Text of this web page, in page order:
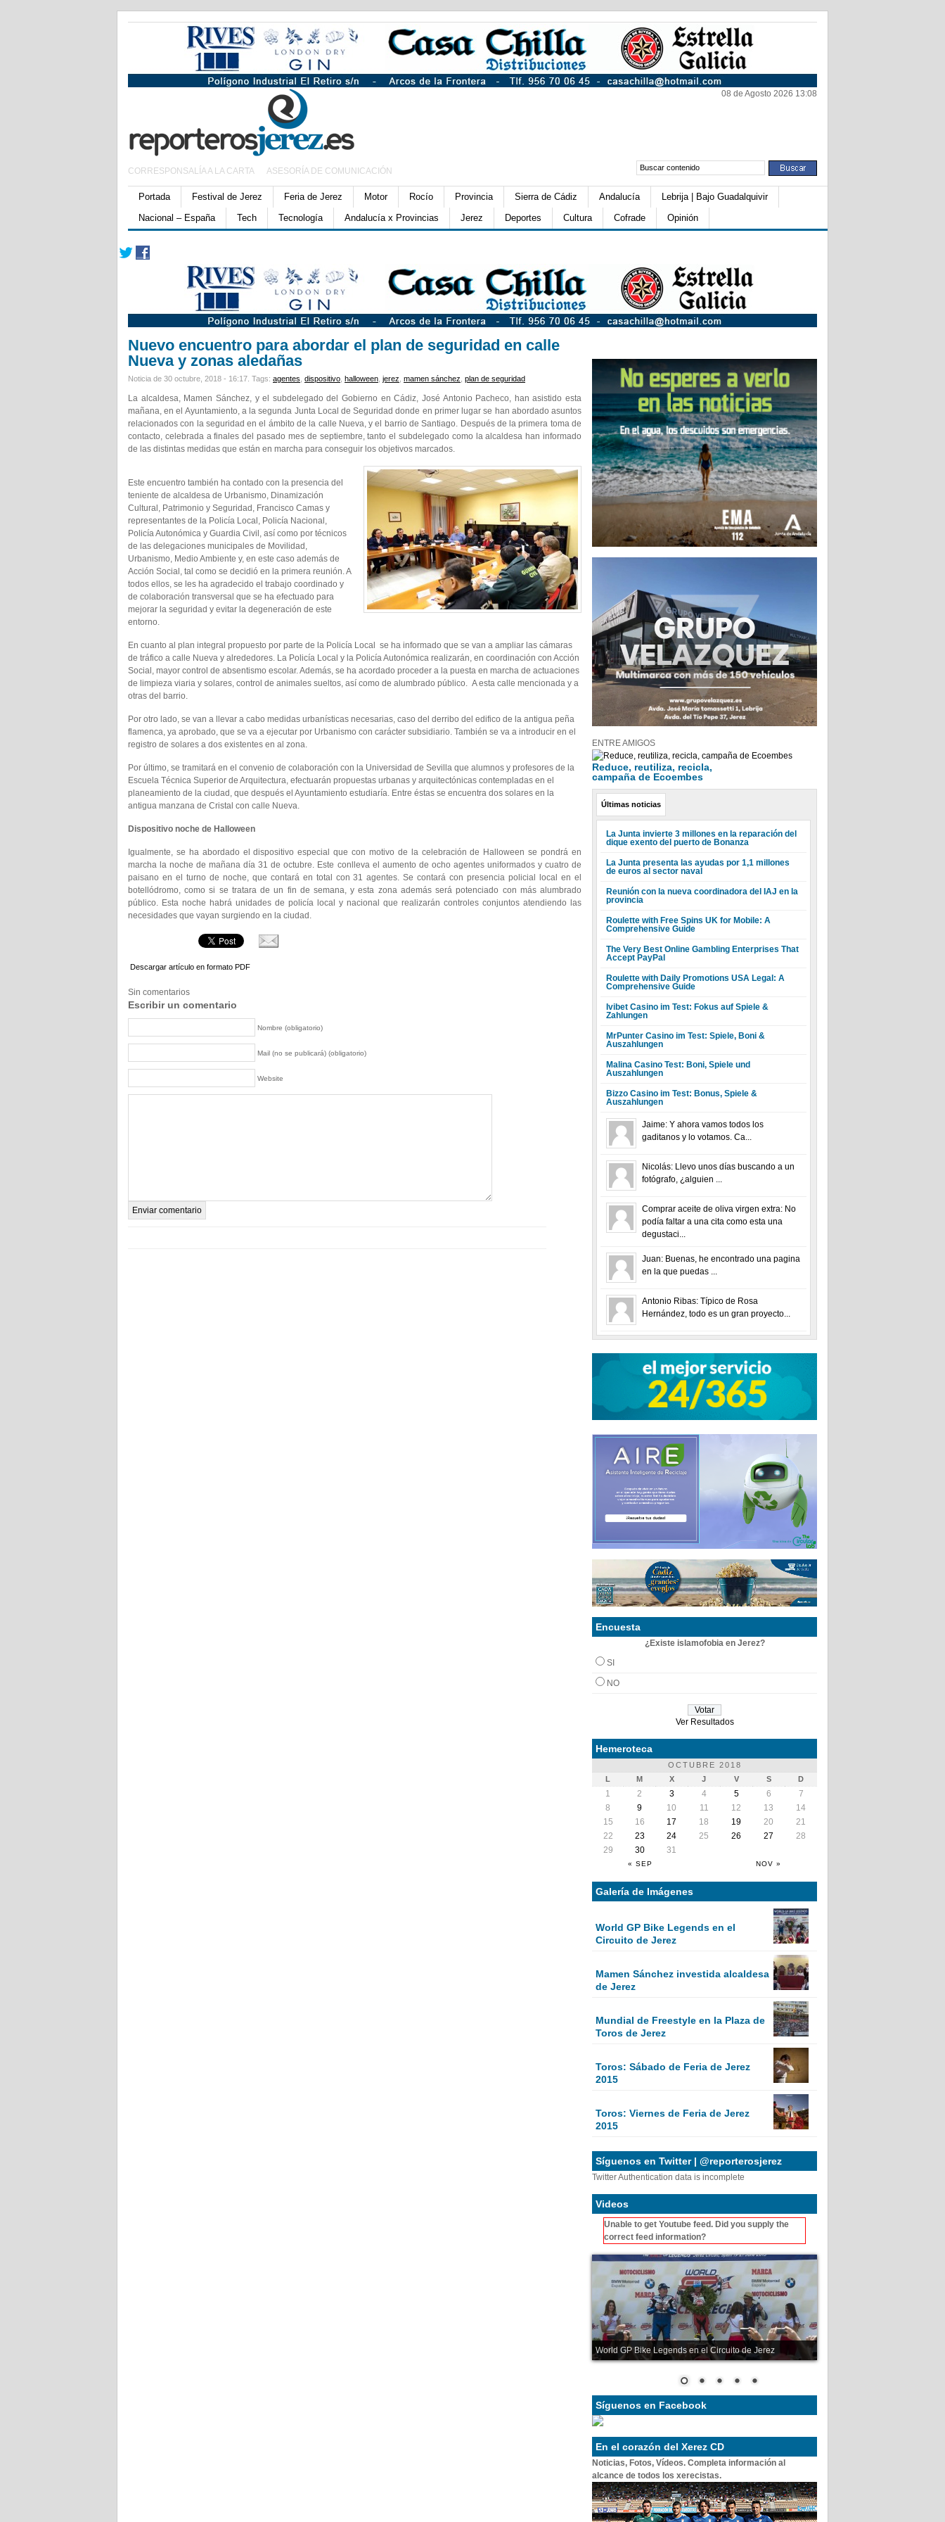
08 de Agosto 2026 13:08
CORRESPONSALÍA A LA CARTA ASESORÍA DE COMUNICACIÓN
Portada Festival de Jerez Feria de Jerez Motor Rocío Provincia Sierra de Cádiz Andalucía
Lebrija | Bajo Guadalquivir
Nacional – España
Tech Tecnología Andalucía x Provincias Jerez Deportes Cultura Cofrade Opinión
Nuevo encuentro para abordar el plan de seguridad en calle
Nueva y zonas aledañas
Noticia de 30 octubre, 2018 - 16:17. Tags: agentes dispositivo halloween jerez mamen sánchez plan de seguridad
La alcaldesa, Mamen Sánchez, y el subdelegado del Gobierno en Cádiz, José Antonio Pacheco, han asistido esta
mañana, en el Ayuntamiento, a la segunda Junta Local de Seguridad donde en primer lugar se han abordado asuntos
relacionados con la seguridad en el ámbito de la calle Nueva, y el barrio de Santiago. Después de la primera toma de
contacto, celebrada a finales del pasado mes de septiembre, tanto el subdelegado como la alcaldesa han informado
de las distintas medidas que están en marcha para conseguir los objetivos marcados.
Este encuentro también ha contado con la presencia del
teniente de alcaldesa de Urbanismo, Dinamización
Cultural, Patrimonio y Seguridad, Francisco Camas y
representantes de la Policía Local, Policía Nacional,
Policía Autonómica y Guardia Civil, así como por técnicos
de las delegaciones municipales de Movilidad,
Urbanismo, Medio Ambiente y, en este caso además de
Acción Social, tal como se decidió en la primera reunión. A
todos ellos, se les ha agradecido el trabajo coordinado y
de colaboración transversal que se ha efectuado para
mejorar la seguridad y evitar la degeneración de este
entorno.
En cuanto al plan integral propuesto por parte de la Policía Local se ha informado que se van a ampliar las cámaras
de tráfico a calle Nueva y alrededores. La Policía Local y la Policía Autonómica realizarán, en coordinación con Acción
Social, mayor control de absentismo escolar. Además, se ha acordado proceder a la puesta en marcha de actuaciones
de limpieza viaria y solares, control de animales sueltos, así como de alumbrado público. A esta calle mencionada y a
otras del barrio.
Por otro lado, se van a llevar a cabo medidas urbanísticas necesarias, caso del derribo del edifico de la antigua peña
flamenca, ya aprobado, que se va a ejecutar por Urbanismo con carácter subsidiario. También se va a introducir en el
registro de solares a dos existentes en al zona.
Por último, se tramitará en el convenio de colaboración con la Universidad de Sevilla que alumnos y profesores de la
Escuela Técnica Superior de Arquitectura, efectuarán propuestas urbanas y arquitectónicas contempladas en el
planeamiento de la ciudad, que después el Ayuntamiento estudiaría. Entre éstas se encuentra dos solares en la
antigua manzana de Cristal con calle Nueva.
Dispositivo noche de Halloween
Igualmente, se ha abordado el dispositivo especial que con motivo de la celebración de Halloween se pondrá en
marcha la noche de mañana día 31 de octubre. Este conlleva el aumento de ocho agentes uniformados y cuatro de
paisano en el turno de noche, que contará en total con 31 agentes. Se contará con presencia policial local en el
botellódromo, como si se tratara de un fin de semana, y esta zona además será potenciado con más alumbrado
público. Esta noche habrá unidades de policía local y nacional que realizarán controles conjuntos atendiendo las
necesidades que vayan surgiendo en la ciudad.
Descargar artículo en formato PDF
Sin comentarios
Escribir un comentario
Nombre (obligatorio)
Mail (no se publicará) (obligatorio)
Website
ENTRE AMIGOS
Reduce, reutiliza, recicla,
campaña de Ecoembes
Últimas noticias
La Junta invierte 3 millones en la reparación del
dique exento del puerto de Bonanza
La Junta presenta las ayudas por 1,1 millones
de euros al sector naval
Reunión con la nueva coordinadora del IAJ en la
provincia
Roulette with Free Spins UK for Mobile: A
Comprehensive Guide
The Very Best Online Gambling Enterprises That
Accept PayPal
Roulette with Daily Promotions USA Legal: A
Comprehensive Guide
Ivibet Casino im Test: Fokus auf Spiele &
Zahlungen
MrPunter Casino im Test: Spiele, Boni &
Auszahlungen
Malina Casino Test: Boni, Spiele und
Auszahlungen
Bizzo Casino im Test: Bonus, Spiele &
Auszahlungen
Jaime: Y ahora vamos todos los
gaditanos y lo votamos. Ca...
Nicolás: Llevo unos días buscando a un
fotógrafo, ¿alguien ...
Comprar aceite de oliva virgen extra: No
podía faltar a una cita como esta una
degustaci...
Juan: Buenas, he encontrado una pagina
en la que puedas ...
Antonio Ribas: Típico de Rosa
Hernández, todo es un gran proyecto...
Encuesta
¿Existe islamofobia en Jerez?
SI
NO
Ver Resultados
Hemeroteca
OCTUBRE 2018
L
M X J V S D
« SEP NOV »
1 2 3 4 5 6
7
8
9 10 11 12 13
14
15
16 17 18 19 20
21
22
23 24 25 26 27
28
29
30 31
Galería de Imágenes
World GP Bike Legends en el
Circuito de Jerez
Mamen Sánchez investida alcaldesa
de Jerez
Mundial de Freestyle en la Plaza de
Toros de Jerez
Toros: Sábado de Feria de Jerez
2015
Toros: Viernes de Feria de Jerez
2015
Síguenos en Twitter | @reporterosjerez
Twitter Authentication data is incomplete
Videos
Unable to get Youtube feed. Did you supply the
correct feed information?
World GP Bike Legends en el Circuito de Jerez
Síguenos en Facebook
En el corazón del Xerez CD
Noticias, Fotos, Vídeos. Completa información al
alcance de todos los xerecistas.